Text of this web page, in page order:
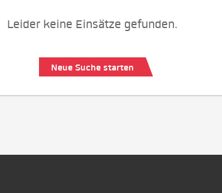
Leider keine Einsätze gefunden.
Neue Suche starten